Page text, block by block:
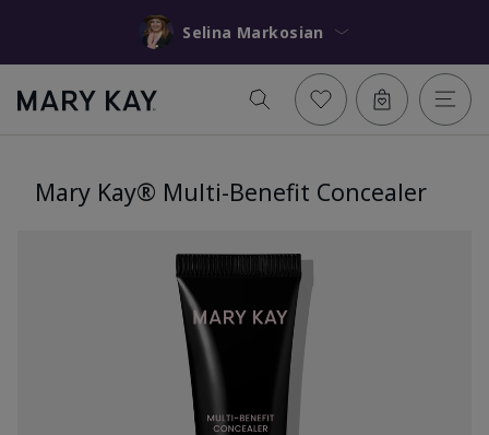
Selina Markosian
Mary Kay® Multi-Benefit Concealer